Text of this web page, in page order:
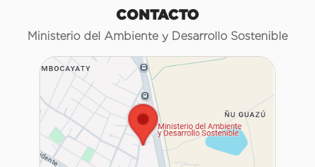
CONTACTO
Ministerio del Ambiente y Desarrollo Sostenible